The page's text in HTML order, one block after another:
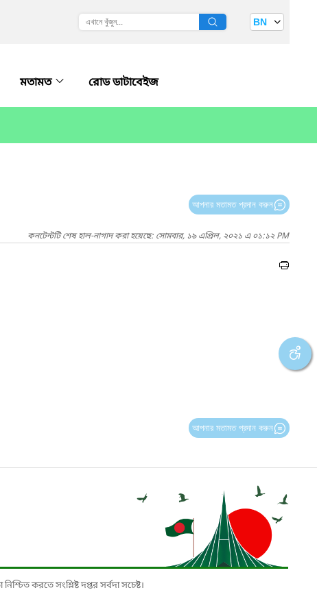
BN
মতামত রোড ডাটাবেইজ
আপনার মতামত প্রদান করুন
কনটেন্টটি শেষ হাল-নাগাদ করা হয়েছে: সোমবার, ১৯ এপ্রিল, ২০২১ এ ০১:১২ PM
আপনার মতামত প্রদান করুন
করতে সংশ্লিষ্ট দপ্তর সর্বদা সচেষ্ট।